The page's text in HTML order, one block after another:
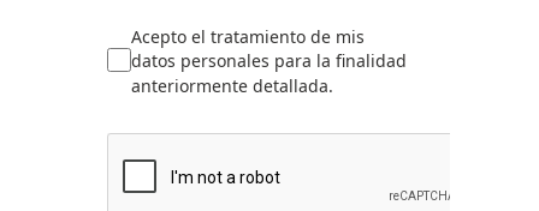
Acepto el tratamiento de mis
datos personales para la finalidad
anteriormente detallada.